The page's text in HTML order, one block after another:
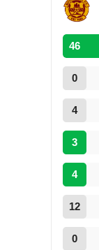
46
0
4
3
4
12
0